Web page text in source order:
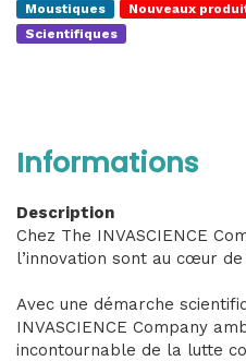
Moustiques Nouveaux
Scientifiques
Informations
Description
Chez The INVASCIENCE
l’innovation sont au cœur
Avec une démarche
INVASCIENCE Company
incontournable de la lutte